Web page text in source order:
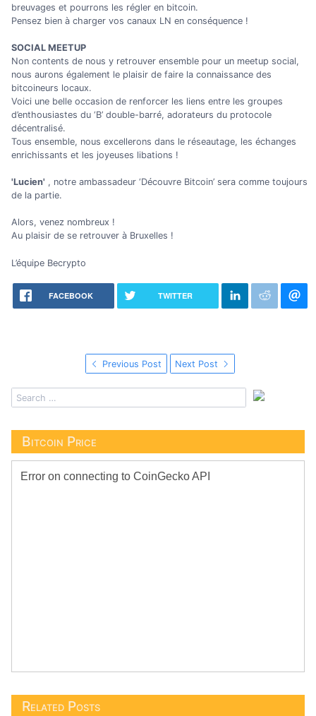
breuvages et pourrons les régler en bitcoin.
Pensez bien à charger vos canaux LN en conséquence !
SOCIAL MEETUP
Non contents de nous y retrouver ensemble pour un meetup social,
nous aurons également le plaisir de faire la connaissance des
bitcoineurs locaux.
Voici une belle occasion de renforcer les liens entre les groupes
d’enthousiastes du ‘B’ double-barré, adorateurs du protocole
décentralisé.
Tous ensemble, nous excellerons dans le réseautage, les échanges
enrichissants et les joyeuses libations !
'Lucien' , notre ambassadeur ‘Découvre Bitcoin’ sera comme toujours
de la partie.
Alors, venez nombreux !
Au plaisir de se retrouver à Bruxelles !
L’équipe Becrypto
FACEBOOK TWITTER
Previous Post Next Post
Bitcoin Price
Related Posts